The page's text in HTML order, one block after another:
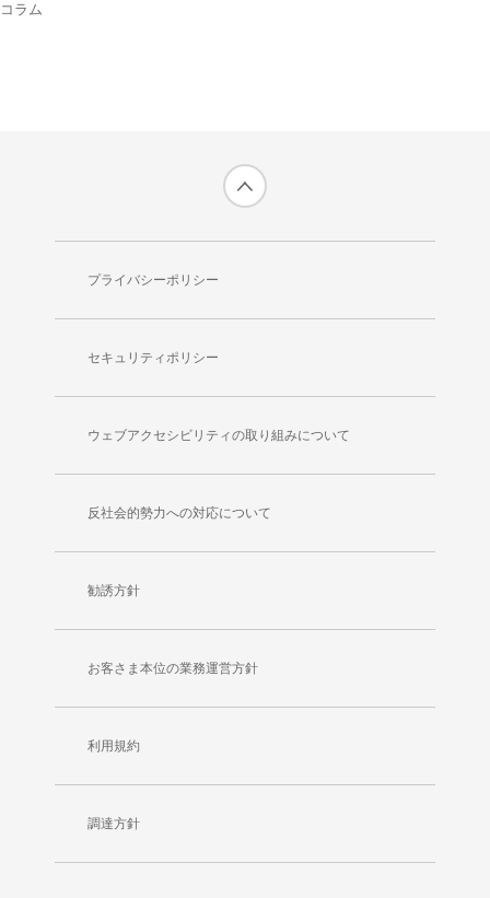
コラム
プライバシーポリシー
セキュリティポリシー
ウェブアクセシビリティの取り組みについて
反社会的勢力への対応について
勧誘方針
お客さま本位の業務運営方針
利用規約
調達方針